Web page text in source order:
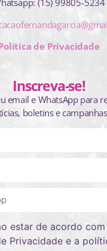
(15) 99805-5234
de Privacidade
Inscreva-se!
email e WhatsApp para
boletins e
estar de acordo com
Privacidade e a